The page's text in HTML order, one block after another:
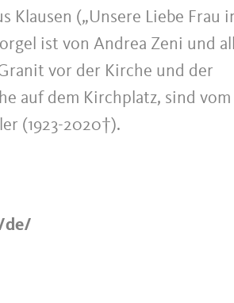
Klausen („Unsere Liebe Frau
ist von Andrea Zeni und
vor der Kirche und der
auf dem Kirchplatz, sind vom
(1923-2020†).
de/